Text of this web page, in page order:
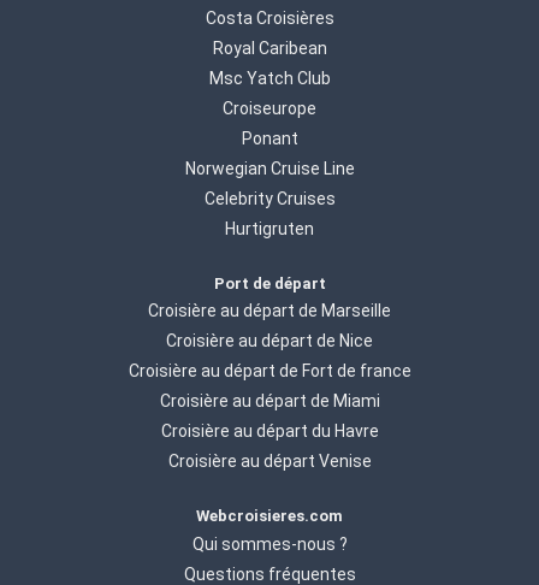
Costa Croisières
Royal Caribean
Msc Yatch Club
Croiseurope
Ponant
Norwegian Cruise Line
Celebrity Cruises
Hurtigruten
Port de départ
Croisière au départ de Marseille
Croisière au départ de Nice
Croisière au départ de Fort de france
Croisière au départ de Miami
Croisière au départ du Havre
Croisière au départ Venise
Webcroisieres.com
Qui sommes-nous ?
Questions fréquentes